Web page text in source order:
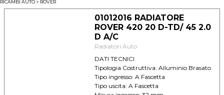
RICAMBI AUTO > ROVER
01012016 RADIATORE
ROVER 420 20 D-TD/ 45 2.0
D A/C
Radiatori Auto
DATI TECNICI
Tipologia Costruttiva: Alluminio Brasato
Tipo ingresso: A Fascetta
Tipo uscita: A Fascetta